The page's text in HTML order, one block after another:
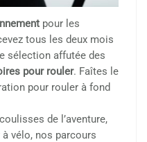
pour les
tous les deux mois
sélection affutée des
pour rouler. Faîtes le
pour rouler à fond
de l’aventure,
vélo, nos parcours